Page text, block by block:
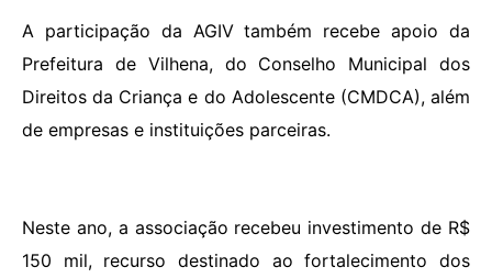
A participação da AGIV também recebe apoio da
Prefeitura de Vilhena, do Conselho Municipal dos
Direitos da Criança e do Adolescente (CMDCA), além
de empresas e instituições parceiras.
Neste ano, a associação recebeu investimento de R$
150 mil, recurso destinado ao fortalecimento dos